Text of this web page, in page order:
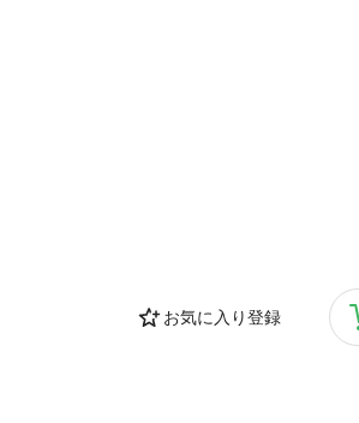
お気に入り登録